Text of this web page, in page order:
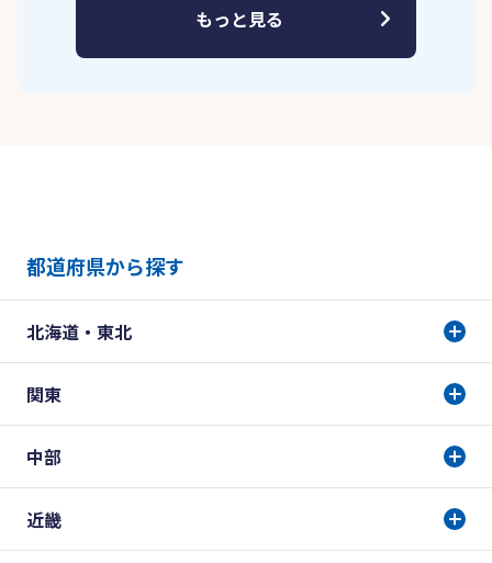
もっと見る
都道府県から探す
北海道・東北
関東
中部
近畿